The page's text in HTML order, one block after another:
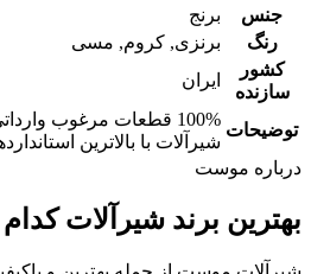
جنس
برنج
رنگ
برنزی, کروم, مسی
کشور
سازنده
ایران
توضیحات
100% قطعات مرغوب
شیرآلات با بالاترین
درباره موست
بهترین برند شیرآلات